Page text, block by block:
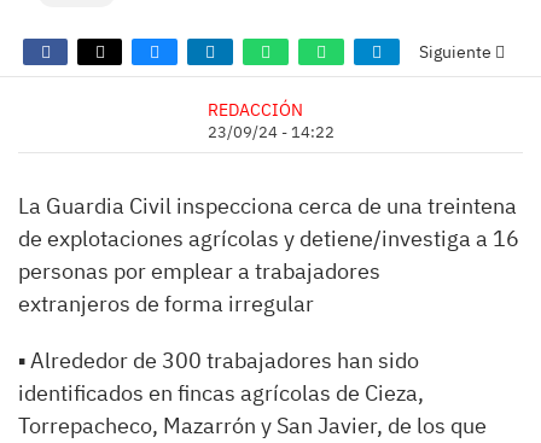
Siguiente
REDACCIÓN
23/09/24 - 14:22
La Guardia Civil inspecciona cerca de una treintena
de explotaciones agrícolas y detiene/investiga a 16
personas por emplear a trabajadores
extranjeros de forma irregular
▪ Alrededor de 300 trabajadores han sido
identificados en fincas agrícolas de Cieza,
Torrepacheco, Mazarrón y San Javier, de los que